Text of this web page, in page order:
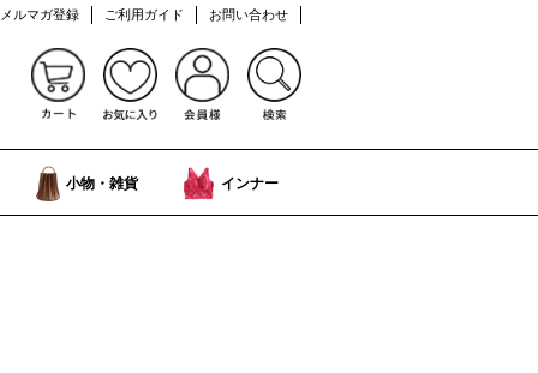
お問い合わせ
ご利用ガイド
メルマガ登録
小物・雑貨 インナー